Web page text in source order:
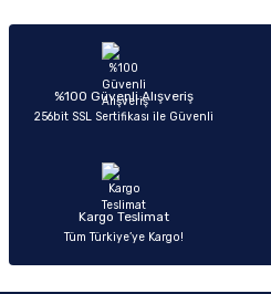
Ürün açıklamasında eksik bilgiler
Ürün bilgilerinde hatalar bulunuyor.
Ürün fiyatı diğer sitelerden daha
Sitemize ilk
%100 Güvenli Alışveriş
256bit SSL Sertifikası ile Güvenli
Kargo Teslimat
Tüm Türkiye’ye Kargo!